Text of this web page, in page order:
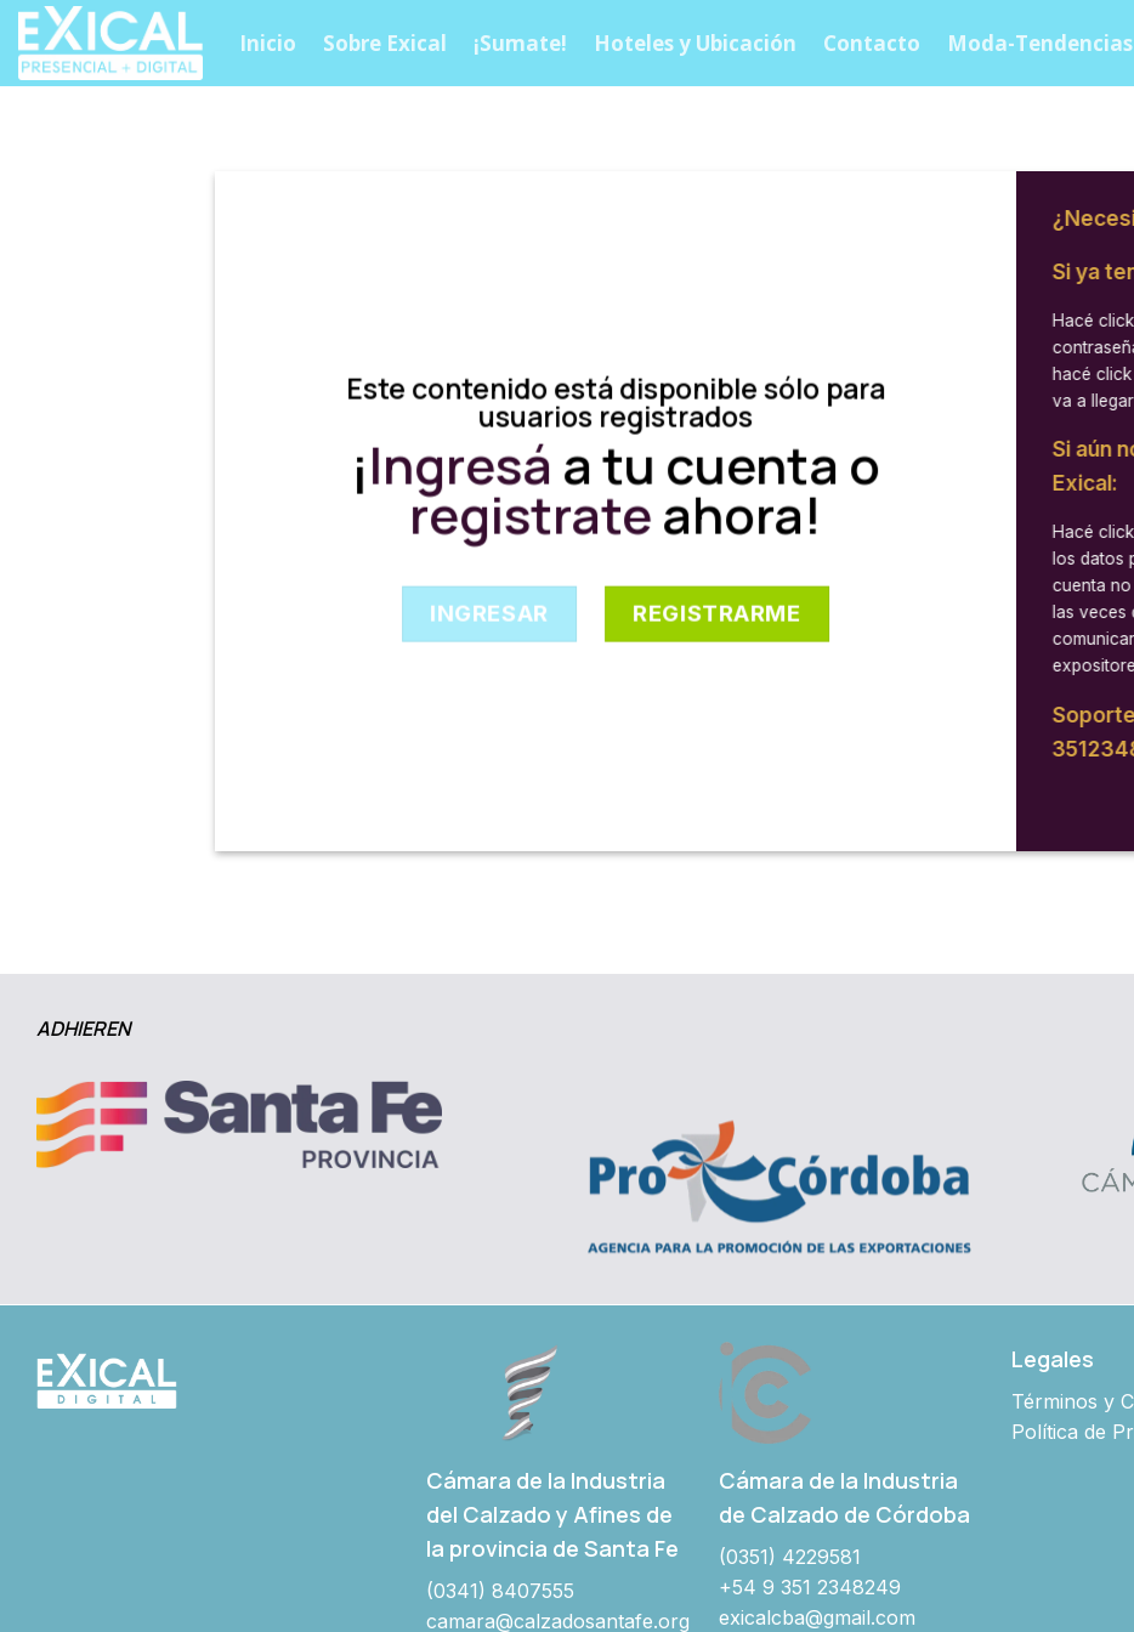
Skip
content
Inicio Sobre Exical ¡Sumate! Hoteles y Ubicación Contacto Moda-Tendencias
Este contenido está disponible sólo para
usuarios registrados
¡Ingresá a tu cuenta o
registrateahora!
INGRESAR REGISTRARME
Si ya
Hacé
hacé
va a
Si aún
Exical:
Hacé
los datos
cuenta
las veces
ADHIEREN
Cámara de la Industria
del Calzado y Afines de
la provincia de Santa Fe
(0341) 8407555
camara@calzadosantafe.org
Cámara de la Industria
de Calzado de Córdoba
(0351) 4229581
+54 9 351 2348249
exicalcba@gmail.com
Legales
Términos y
Política de